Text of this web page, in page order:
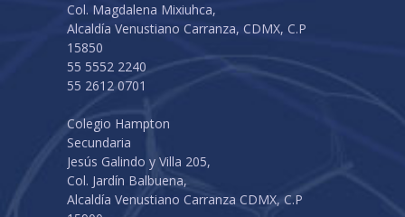
Col. Magdalena Mixiuhca,
Alcaldía Venustiano Carranza, CDMX, C.P
15850
55 5552 2240
55 2612 0701
Colegio Hampton
Secundaria
Jesús Galindo y Villa 205,
Col. Jardín Balbuena,
Alcaldía Venustiano Carranza CDMX, C.P